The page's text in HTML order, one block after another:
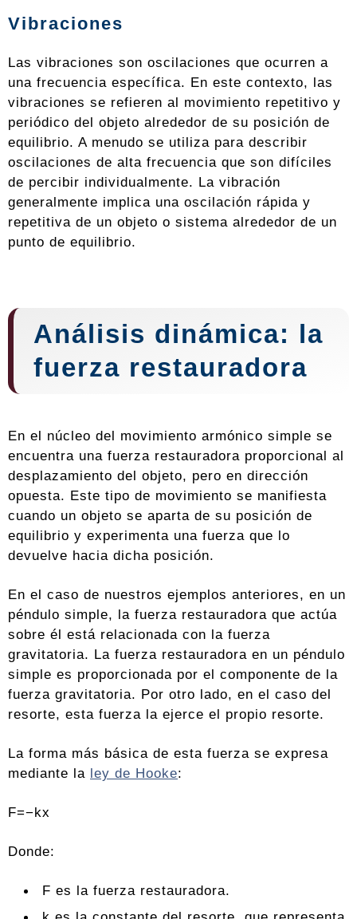
Vibraciones
Las vibraciones son oscilaciones que ocurren a
una frecuencia específica. En este contexto, las
vibraciones se refieren al movimiento repetitivo y
periódico del objeto alrededor de su posición de
equilibrio. A menudo se utiliza para describir
oscilaciones de alta frecuencia que son difíciles
de percibir individualmente. La vibración
generalmente implica una oscilación rápida y
repetitiva de un objeto o sistema alrededor de un
punto de equilibrio.
Análisis dinámica: la
fuerza restauradora
En el núcleo del movimiento armónico simple se
encuentra una fuerza restauradora proporcional al
desplazamiento del objeto, pero en dirección
opuesta. Este tipo de movimiento se manifiesta
cuando un objeto se aparta de su posición de
equilibrio y experimenta una fuerza que lo
devuelve hacia dicha posición.
En el caso de nuestros ejemplos anteriores, en un
péndulo simple, la fuerza restauradora que actúa
sobre él está relacionada con la fuerza
gravitatoria. La fuerza restauradora en un péndulo
simple es proporcionada por el componente de la
fuerza gravitatoria. Por otro lado, en el caso del
resorte, esta fuerza la ejerce el propio resorte.
La forma más básica de esta fuerza se expresa
mediante la ley de Hooke:
F=−kx
Donde:
F es la fuerza restauradora.